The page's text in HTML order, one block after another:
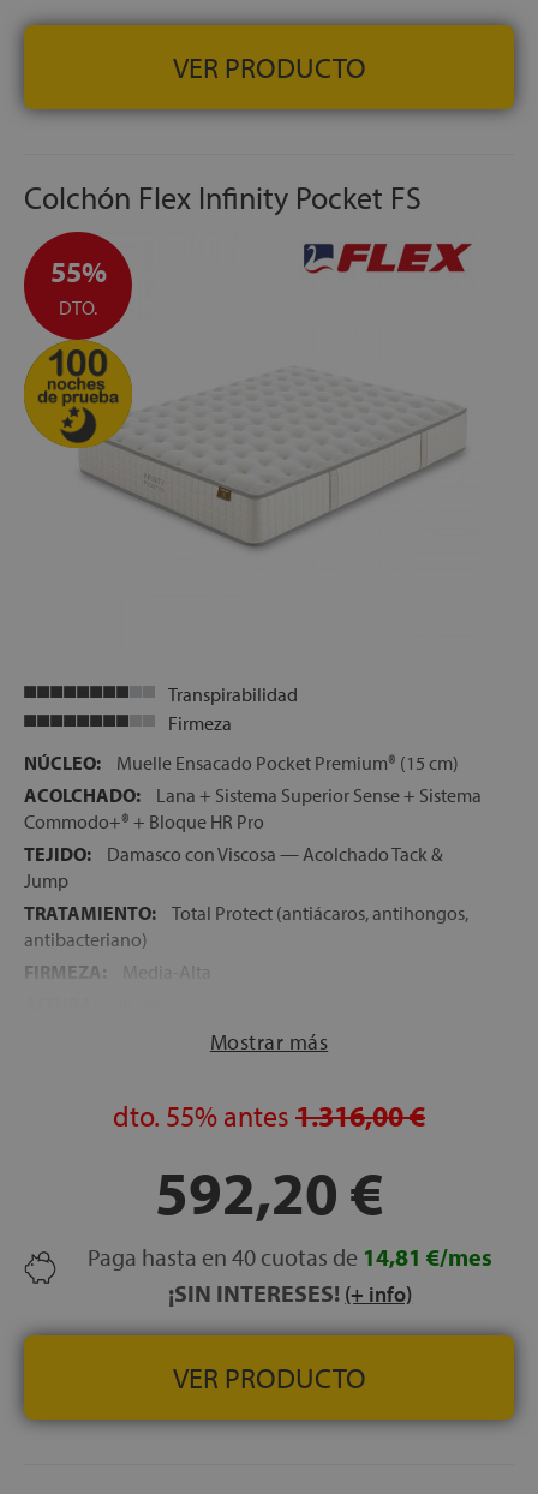
VER PRODUCTO
Colchón Flex Infinity Pocket FS
55%
DTO.
Transpirabilidad
Firmeza
NÚCLEO:
Muelle Ensacado Pocket Premium® (15 cm)
ACOLCHADO:
Lana + Sistema Superior Sense + Sistema
Commodo+® + Bloque HR Pro
TEJIDO:
Damasco con Viscosa — Acolchado Tack &
Jump
TRATAMIENTO:
Total Protect (antiácaros, antihongos,
antibacteriano)
FIRMEZA:
Media-Alta
Una sola cara de uso
TRANSPIRABILIDAD:
Alta
3 años
Mostrar más
dto. 55% antes 1.316,00 €
592,20 €
Paga hasta en 40 cuotas de 14,81 €/mes
¡SIN INTERESES! (+ info)
VER PRODUCTO